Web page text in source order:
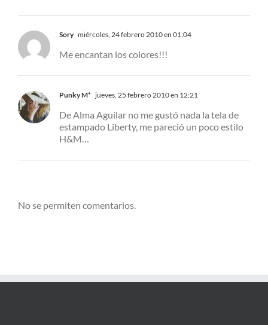
Sory miércoles, 24 febrero 2010 en 01:04
Me encantan los colores!!!
Punky M* jueves, 25 febrero 2010 en 12:21
De Alma Aguilar no me gustó nada la tela de
estampado Liberty, me pareció un poco estilo
H&M…
No se permiten comentarios.